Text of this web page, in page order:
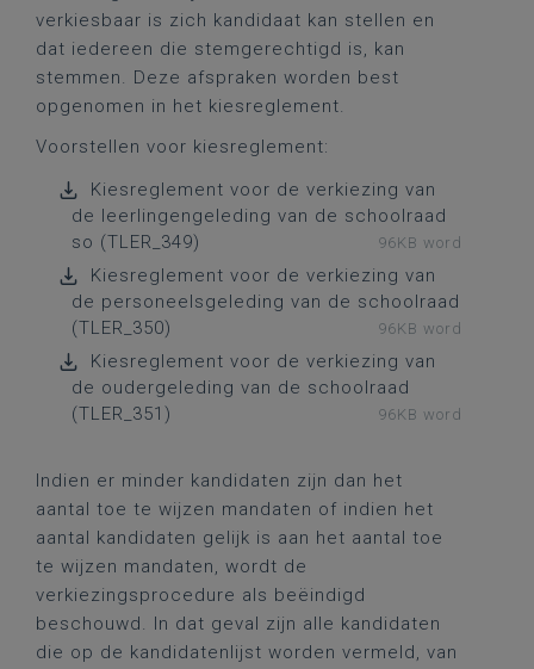
verkiesbaar is zich kandidaat kan stellen en
dat iedereen die stemgerechtigd is, kan
stemmen. Deze afspraken worden best
opgenomen in het kiesreglement.
Voorstellen voor kiesreglement:
Kiesreglement voor de verkiezing van
de leerlingengeleding van de schoolraad
so (TLER_349)
96KB word
Kiesreglement voor de verkiezing van
de personeelsgeleding van de schoolraad
(TLER_350)
96KB word
Kiesreglement voor de verkiezing van
de oudergeleding van de schoolraad
(TLER_351)
96KB word
Indien er minder kandidaten zijn dan het
aantal toe te wijzen mandaten of indien het
aantal kandidaten gelijk is aan het aantal toe
te wijzen mandaten, wordt de
verkiezingsprocedure als beëindigd
beschouwd. In dat geval zijn alle kandidaten
die op de kandidatenlijst worden vermeld, van